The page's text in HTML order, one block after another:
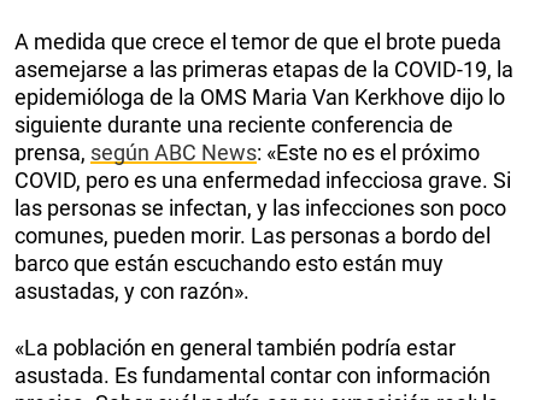
A medida que crece el temor de que el brote pueda
asemejarse a las primeras etapas de la COVID-19, la
epidemióloga de la OMS Maria Van Kerkhove dijo lo
siguiente durante una reciente conferencia de
prensa, según ABC News: «Este no es el próximo
COVID, pero es una enfermedad infecciosa grave. Si
las personas se infectan, y las infecciones son poco
comunes, pueden morir. Las personas a bordo del
barco que están escuchando esto están muy
asustadas, y con razón».
«La población en general también podría estar
asustada. Es fundamental contar con información